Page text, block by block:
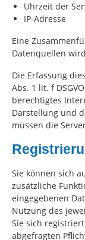
Uhrzeit der
IP-Adresse
Eine
Datenquellen
Die Erfassung
Abs. 1 lit. f
berechtigtes
Darstellung und
müssen die
Sie können sich
zusätzliche
eingegebenen
Nutzung des
Sie sich
abgefragten